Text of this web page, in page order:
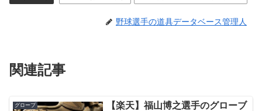
野球選手の道具データベース管理人
関連記事
グローブ
【楽天】福山博之選手のグローブ